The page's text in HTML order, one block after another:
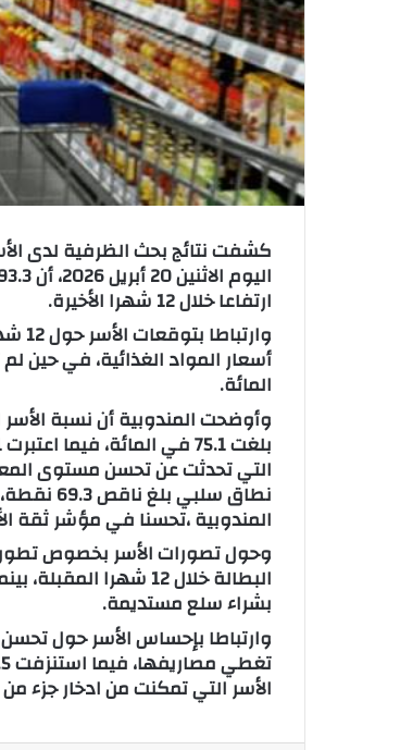
ن
ي
ا
كشفت نتائج بحث الظرفية لدى
ارتفاعا خلال 12 شهرا الأخيرة.
المائة.
المندوبية ،تحسنا في مؤشر ثقة
بشراء سلع مستديمة.
الأسر التي تمكنت من ادخار جزء من مداخليها